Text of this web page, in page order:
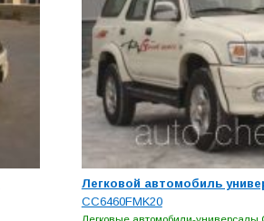
Легковой автомобиль
CC6460FMK20